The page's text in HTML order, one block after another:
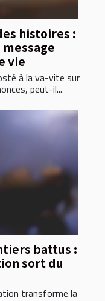
histoires :
vie
à la va-vite sur
peut-il...
battus :
sort du
transforme la